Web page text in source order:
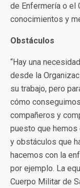
de Enfermería o el
conocimientos y
Obstáculos
“Hay una
desde la
su trabajo, pero
cómo
compañeros y
puesto que
y obstáculos que
hacemos con la
por ejemplo. La
Cuerpo Militar de